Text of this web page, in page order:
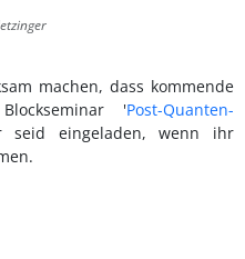
machen, dass kommende
'Post-Quanten-
seid eingeladen, wenn ihr